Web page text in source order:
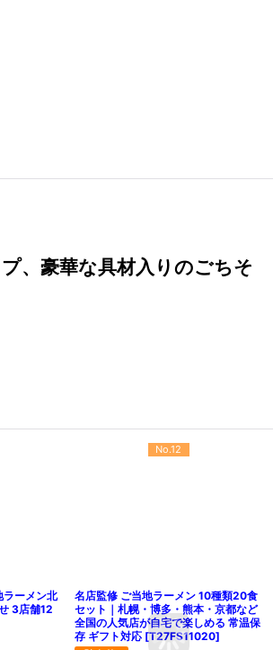
、豪華な具材入りのごちそ
ラーメン北
3店舗12
No.12
名店監修 ご当地ラーメン 10種類20食
セット｜札幌・博多・熊本・京都など
全国の人気店が自宅で楽しめる 常温保
存 ギフト対応 [T27FS11020]